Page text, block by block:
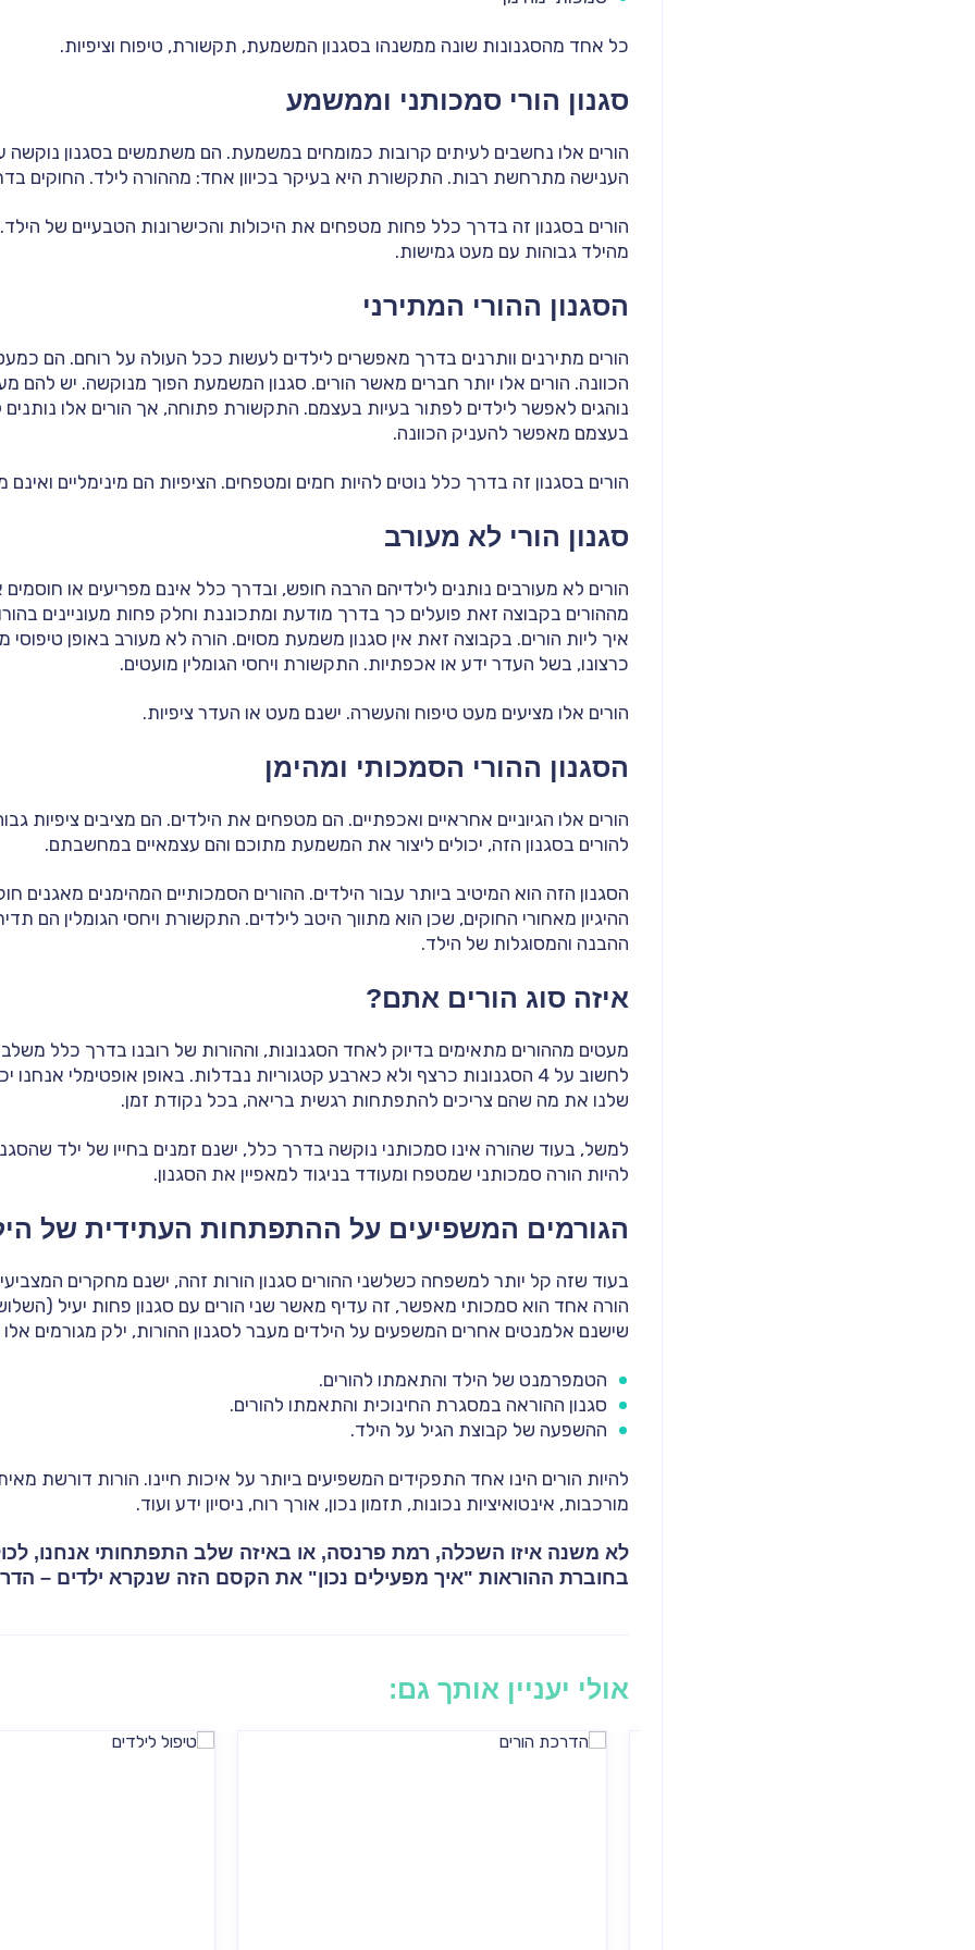
כל אחד מהסגנונות שונה ממשנהו בסגנון המשמעת, תקשורת, טיפוח וציפיות.
סגנון הורי סמכותני וממשמע
הורים אלו נחשבים לעיתים קרובות כמומחים במשמעת. הם משתמשים בסגנון נוקשה
הענישה מתרחשת רבות. התקשורת היא בעיקר בכיוון אחד: מההורה לילד. החוקים
הורים בסגנון זה בדרך כלל פחות מטפחים את היכולות והכישרונות הטבעיים של הילד.
מהילד גבוהות עם מעט גמישות.
הסגנון ההורי המתירני
הורים מתירנים וותרנים בדרך מאפשרים לילדים לעשות ככל העולה על רוחם. הם
הכוונה. הורים אלו יותר חברים מאשר הורים. סגנון המשמעת הפוך מנוקשה. יש להם
נוהגים לאפשר לילדים לפתור בעיות בעצמם. התקשורת פתוחה, אך הורים אלו נותנים
בעצמם מאפשר להעניק הכוונה.
הורים בסגנון זה בדרך כלל נוטים להיות חמים ומטפחים. הציפיות הם מינימליים ואינם
סגנון הורי לא מעורב
הורים לא מעורבים נותנים לילדיהם הרבה חופש, ובדרך כלל אינם מפריעים או
מההורים בקבוצה זאת פועלים כך בדרך מודעת ומתכוננת וחלק פחות מעוניינים
איך ליות הורים. בקבוצה זאת אין סגנון משמעת מסוים. הורה לא מעורב באופן
כרצונו, בשל העדר ידע או אכפתיות. התקשורת ויחסי הגומלין מועטים.
הורים אלו מציעים מעט טיפוח והעשרה. ישנם מעט או העדר ציפיות.
הסגנון ההורי הסמכותי ומהימן
הורים אלו הגיוניים אחראיים ואכפתיים. הם מטפחים את הילדים. הם מציבים ציפיות
להורים בסגנון הזה, יכולים ליצור את המשמעת מתוכם והם עצמאיים במחשבתם.
הסגנון הזה הוא המיטיב ביותר עבור הילדים. ההורים הסמכותיים המהימנים מאגנים
ההיגיון מאחורי החוקים, שכן הוא מתווך היטב לילדים. התקשורת ויחסי הגומלין הם
ההבנה והמסוגלות של הילד.
איזה סוג הורים אתם?
מעטים מההורים מתאימים בדיוק לאחד הסגנונות, וההורות של רובנו בדרך כלל
לחשוב על 4 הסגנונות כרצף ולא כארבע קטגוריות נבדלות. באופן אופטימלי אנחנו
שלנו את מה שהם צריכים להתפתחות רגשית בריאה, בכל נקודת זמן.
למשל, בעוד שהורה אינו סמכותני נוקשה בדרך כלל, ישנם זמנים בחייו של ילד
להיות הורה סמכותני שמטפח ומעודד בניגוד למאפיין את הסגנון.
הגורמים המשפיעים על ההתפתחות העתידית של
בעוד שזה קל יותר למשפחה כשלשני ההורים סגנון הורות זהה, ישנם מחקרים
הורה אחד הוא סמכותי מאפשר, זה עדיף מאשר שני הורים עם סגנון פחות יעיל
שישנם אלמנטים אחרים המשפעים על הילדים מעבר לסגנון ההורות, ילק מגורמים אלו
הטמפרמנט של הילד והתאמתו להורים.
סגנון ההוראה במסגרת החינוכית והתאמתו להורים.
ההשפעה של קבוצת הגיל על הילד.
להיות הורים הינו אחד התפקידים המשפיעים ביותר על איכות חיינו. הורות דורשת
מורכבות, אינטואיציות נכונות, תזמון נכון, אורך רוח, ניסיון ידע ועוד.
לא משנה איזו השכלה, רמת פרנסה, או באיזה שלב התפתחותי אנחנו,
בחוברת ההוראות "איך מפעילים נכון" את הקסם הזה שנקרא ילדים –
אולי יעניין אותך גם: